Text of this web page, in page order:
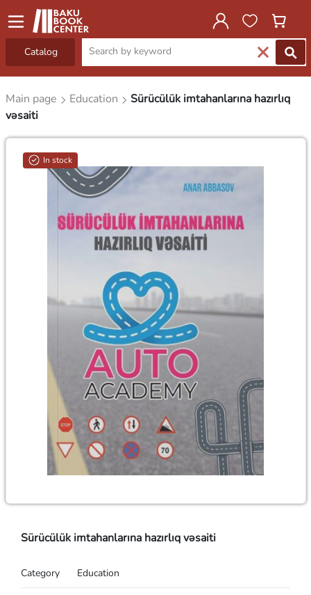
Catalog
Main page Education
Sürücülük imtahanlarına hazırlıq
vəsaiti
In stock
Sürücülük imtahanlarına hazırlıq vəsaiti
Category Education